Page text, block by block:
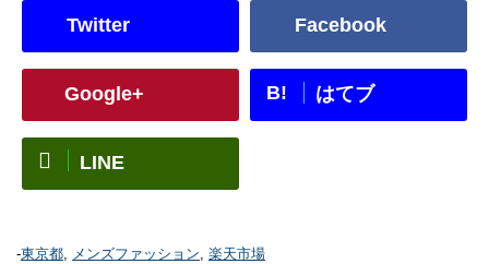
Twitter Facebook
Google+ B! はてブ
LINE
-東京都, メンズファッション, 楽天市場